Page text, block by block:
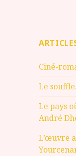
Ciné-
Le
Le pays
André
L’œuvre